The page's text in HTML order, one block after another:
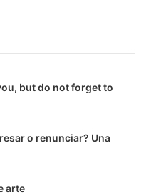
but do not forget to
o renunciar? Una
arte